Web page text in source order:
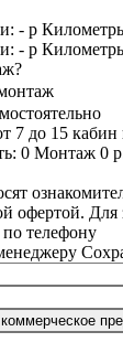
- р
- р
7 до 15 кабин
0 Монтаж 0
офертой. Для
телефону